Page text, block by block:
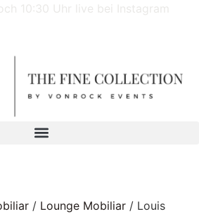
10:30 Uhr live bei Instagram
/ Lounge Mobiliar / Louis